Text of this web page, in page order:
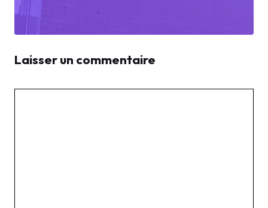
Laisser un commentaire